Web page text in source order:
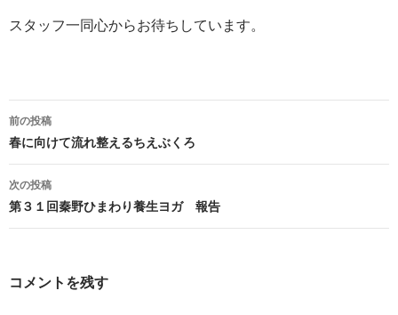
スタッフ一同心からお待ちしています。
投
稿
ナ
ゲ
前の投稿
春に向けて流れ整えるちえぶくろ
次の投稿
第３１回秦野ひまわり養生ヨガ 報告
コメントを残す